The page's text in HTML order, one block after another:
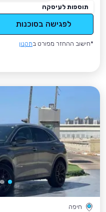
תוספות לעיסקה
לפגישה בסוכנות
*חישוב ההחזר מפורט בתקנון
חיפה